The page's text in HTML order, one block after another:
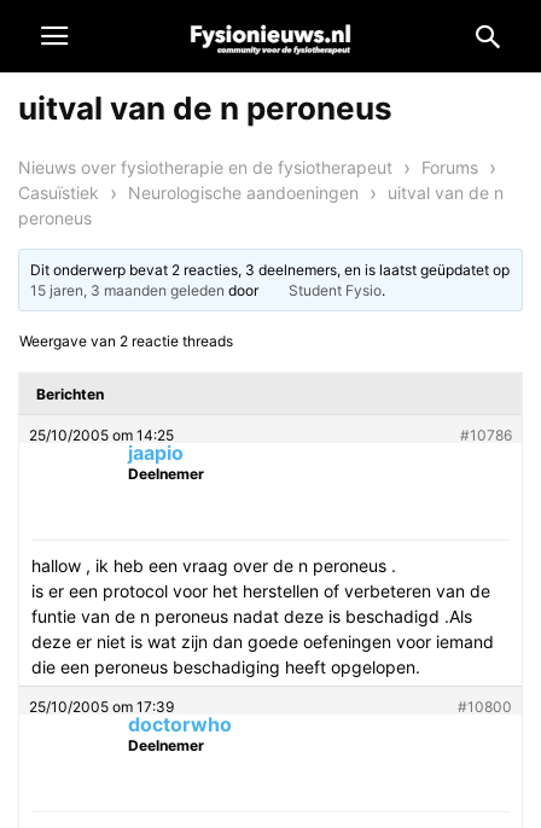
uitval van de n peroneus
Nieuws over fysiotherapie en de fysiotherapeut › Forums ›
Casuïstiek › Neurologische aandoeningen ›
uitval van de n
peroneus
Dit onderwerp bevat 2 reacties, 3 deelnemers, en is laatst geüpdatet op
15 jaren, 3 maanden geleden door Student Fysio.
Weergave van 2 reactie threads
Berichten
25/10/2005 om 14:25 #10786
jaapio
Deelnemer
hallow , ik heb een vraag over de n peroneus .
is er een protocol voor het herstellen of verbeteren van de
funtie van de n peroneus nadat deze is beschadigd .Als
deze er niet is wat zijn dan goede oefeningen voor iemand
die een peroneus beschadiging heeft opgelopen.
25/10/2005 om 17:39 #10800
doctorwho
Deelnemer